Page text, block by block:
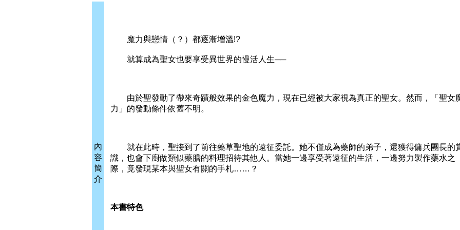
內
容
簡
介
魔力與戀情（？）都逐漸增溫!?
就算成為聖女也要享受異世界的慢活人生──
由於聖發動了帶來奇蹟般效果的金色魔力，現在已經被大家視為真正的聖女。然而，「聖女
力」的發動條件依舊不明。
就在此時，聖接到了前往藥草聖地的遠征委託。她不僅成為藥師的弟子，還獲得傭兵團長的
識，也會下廚做類似藥膳的料理招待其他人。當她一邊享受著遠征的生活，一邊努力製作藥水之
際，竟發現某本與聖女有關的手札……？
本書特色